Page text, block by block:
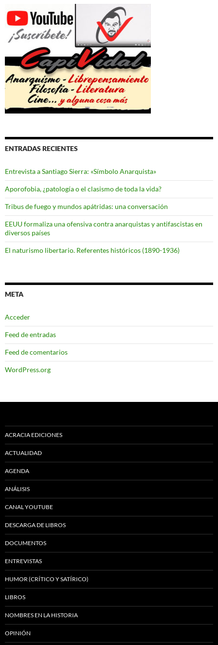
ENTRADAS RECIENTES
Entrevista a Santiago Sierra: «Símbolo Anarquista»
Aporofobia, ¿patología o el clasismo de toda la vida?
Tribus de fuego y mundos apátridas: una conversación
EEUU formaliza una ofensiva contra anarquistas y antifascistas en
diversos países
El naturismo libertario. Referentes históricos (1890-1936)
META
Acceder
Feed de entradas
Feed de comentarios
WordPress.org
ACRACIA EDICIONES
ACTUALIDAD
AGENDA
ANÁLISIS
CANAL YOUTUBE
DESCARGA DE LIBROS
DOCUMENTOS
ENTREVISTAS
HUMOR (CRÍTICO Y SATÍRICO)
LIBROS
NOMBRES EN LA HISTORIA
OPINIÓN